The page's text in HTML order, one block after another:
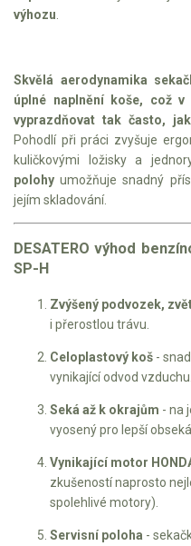
Elektrické čtyřkolky
Náhradní díly
Náhradní díly pro
Zahradní traktory
Řetězové pily
Náhradní díly pro
výhozu
Skvělá aerodynamika
úplné naplnění koše, což
vyprazdňovat tak často,
Pohodlí při práci zvyšuje
kuličkovými ložisky a
polohy umožňuje snadný
jejím skladování.
DESATERO výhod
SP-H
Zvýšený podvozek,
i přerostlou trávu.
Celoplastový koš -
vynikající odvod vzduchu.
Seká až k okrajům - na
vyosený pro lepší
Vynikající motor
zkušeností naprosto
spolehlivé motory).
Servisní poloha -